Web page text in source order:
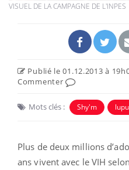
VISUEL DE LA CAMPAGNE DE L'INPES
Publié le 01.12.2013 à
Commenter
Mots clés : Shy'm
Plus de deux millions
ans vivent avec le VIH